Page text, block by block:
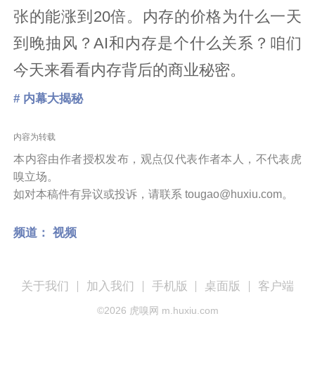
张的能涨到20倍。内存的价格为什么一天
到晚抽风？AI和内存是个什么关系？咱们
今天来看看内存背后的商业秘密。
# 内幕大揭秘
内容为转载
本内容由作者授权发布，观点仅代表作者本人，不代表虎
嗅立场。
如对本稿件有异议或投诉，请联系 tougao@huxiu.com。
频道： 视频
关于我们 加入我们 手机版 桌面版 客户端
©2026 虎嗅网 m.huxiu.com